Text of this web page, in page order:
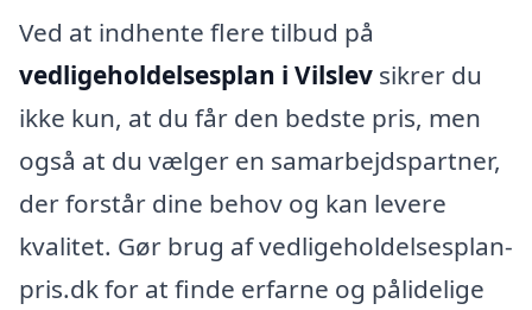
Ved at indhente flere tilbud på
vedligeholdelsesplan i Vilslev sikrer du
ikke kun, at du får den bedste pris, men
også at du vælger en samarbejdspartner,
der forstår dine behov og kan levere
kvalitet. Gør brug af vedligeholdelsesplan-
pris.dk for at finde erfarne og pålidelige